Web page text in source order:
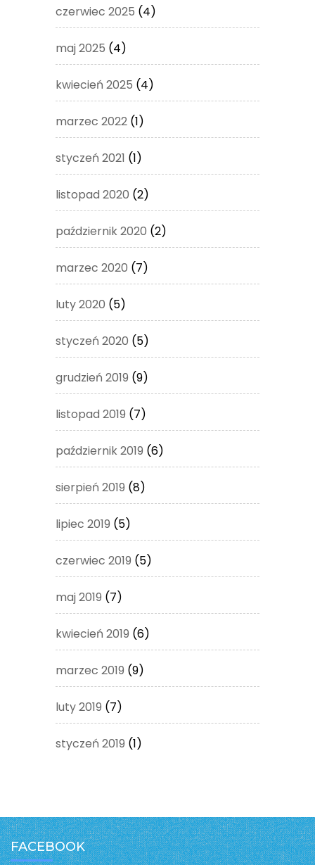
czerwiec 2025 (4)
maj 2025 (4)
kwiecień 2025 (4)
marzec 2022 (1)
styczeń 2021 (1)
listopad 2020 (2)
październik 2020 (2)
marzec 2020 (7)
luty 2020 (5)
styczeń 2020 (5)
grudzień 2019 (9)
listopad 2019 (7)
październik 2019 (6)
sierpień 2019 (8)
lipiec 2019 (5)
czerwiec 2019 (5)
maj 2019 (7)
kwiecień 2019 (6)
marzec 2019 (9)
luty 2019 (7)
styczeń 2019 (1)
FACEBOOK